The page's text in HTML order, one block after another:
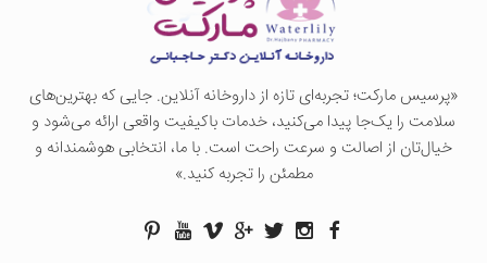
«پرسيس ماركت؛ تجربه‌ای تازه از داروخانه آنلاین. جایی که بهترین‌های
سلامت را یک‌جا پیدا می‌کنید، خدمات باکیفیت واقعی ارائه می‌شود و
خیال‌تان از اصالت و سرعت راحت است. با ما، انتخابی هوشمندانه و
مطمئن را تجربه کنید.»